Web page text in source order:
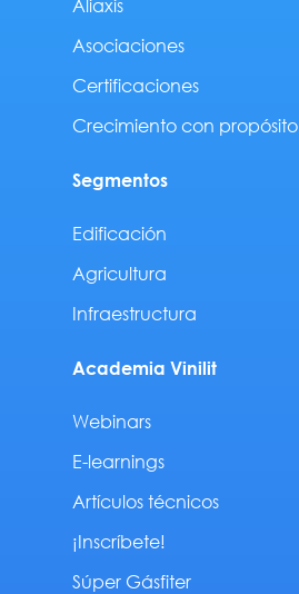
Aliaxis
Asociaciones
Certificaciones
Crecimiento con propósito
Segmentos
Edificación
Agricultura
Infraestructura
Academia Vinilit
Webinars
E-learnings
Artículos técnicos
¡Inscríbete!
Súper Gásfiter